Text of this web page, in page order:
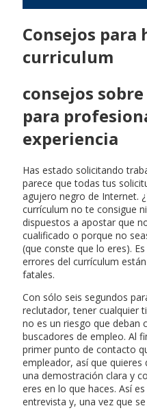
Consejos para
curriculum
consejos
para
experiencia
Has estado solicitando
parece que todas tus
agujero negro de Internet.
currículum no te consigue
dispuestos a apostar que
cualificado o porque no
(que conste que lo eres).
errores del currículum
fatales.
Con sólo seis segundos
reclutador, tener cualquier
no es un riesgo que deban
buscadores de empleo. Al
primer punto de contacto
empleador, así que
una demostración clara y
eres en lo que haces. Así
entrevista y, una vez que